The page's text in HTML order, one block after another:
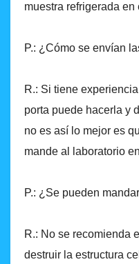
muestra refrigerada en
P.: ¿Cómo se envían
R.: Si tiene
porta puede hacerla y
no es así lo mejor es
mande al laboratorio
P.: ¿Se pueden
R.: No se recomienda
destruir la estructura